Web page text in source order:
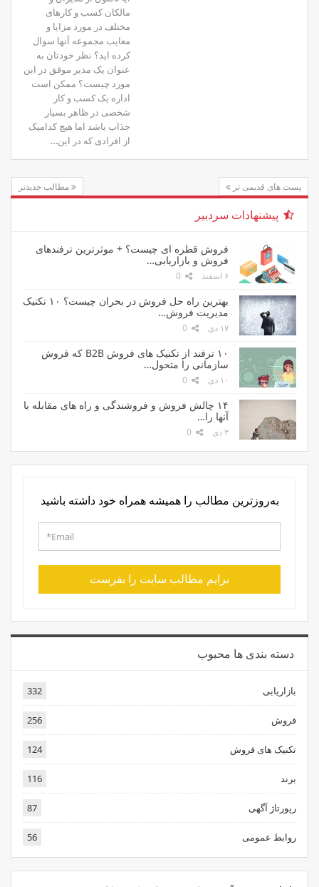
مالکان کسب و کارهای
مختلف در مورد مزایا و
معایب مجموعه آنها سوال
کرده اید؟ نظر خودتان به
عنوان یک مدیر موفق در این
مورد چیست؟ ممکن است
اداره یک کسب و کار
شخصی در ظاهر بسیار
جذاب باشد اما هیچ کدامیک
از افرادی که در این…
پست های قدیمی تر مطالب جدیدتر
پیشنهادات سردبیر
فروش قطره ای چیست؟ + موثرترین ترفندهای
فروش و بازاریابی…
۶ اسفند
بهترین راه حل فروش در بحران چیست؟ ۱۰ تکنیک
مدیریت فروش…
۱۷ دی
۱۰ ترفند از تکنیک های فروش B2B که فروش
سازمانی را متحول…
۱۰ دی
۱۴ چالش فروش و فروشندگی و راه های مقابله با
آنها را…
۳ دی
به‌روزترین مطالب را همیشه همراه خود داشته باشید
برایم مطالب سایت را بفرست
دسته بندی ها محبوب
بازاریابی 332
فروش 256
تکنیک های فروش 124
برند 116
رپورتاژ آگهی 87
روابط عمومی 56